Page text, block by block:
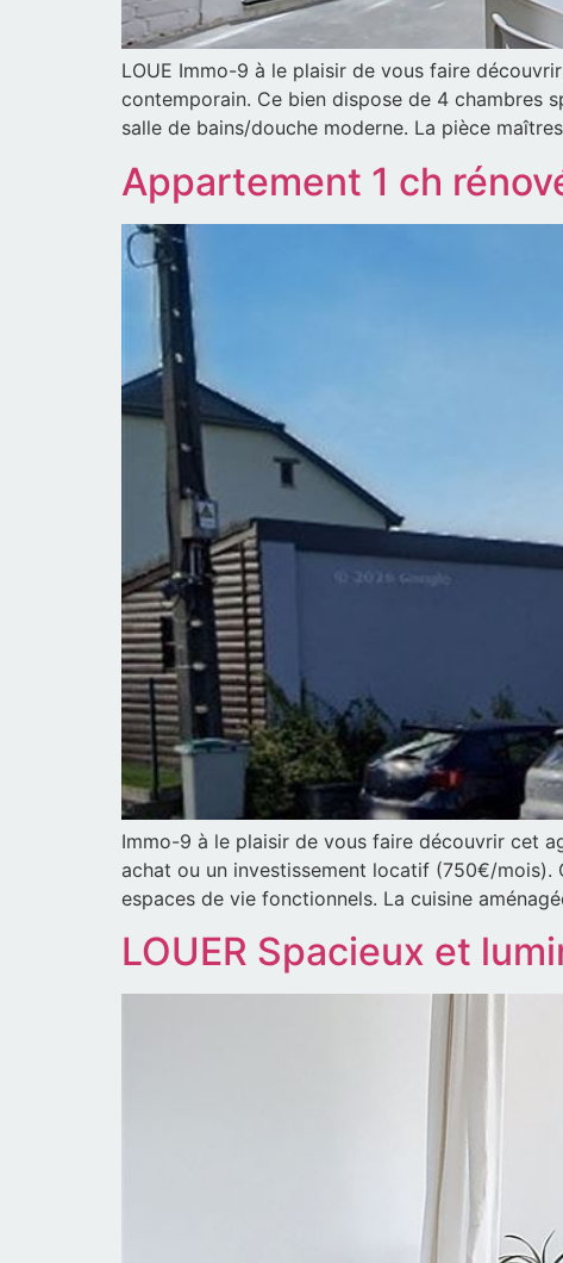
LOUE Immo-9 à le plaisir de vous faire
contemporain. Ce bien dispose de 4 chambres
salle de bains/douche moderne. La pièce
Appartement 1 ch
Immo-9 à le plaisir de vous faire découvrir cet
achat ou un investissement locatif (750€/mois).
espaces de vie fonctionnels. La cuisine
LOUER Spacieux et